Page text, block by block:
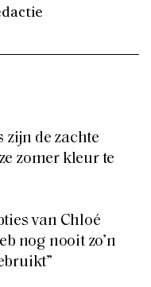
zijn de zachte
zomer kleur te
van Chloé
nog nooit zo’n